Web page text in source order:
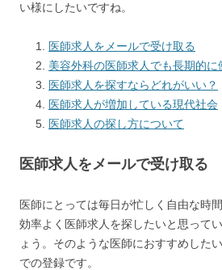
い様にしたいですね。
医師求人をメールで受け取る
美容外科の医師求人でも長期的に
医師求人を探すならどれがいい？
医師求人が増加している現代社会
医師求人の探し方について
医師求人をメールで受け取る
医師にとっては毎日が忙しく自由な時
効率よく医師求人を探したいと思って
ょう。そのような医師におすすめした
での登録です。